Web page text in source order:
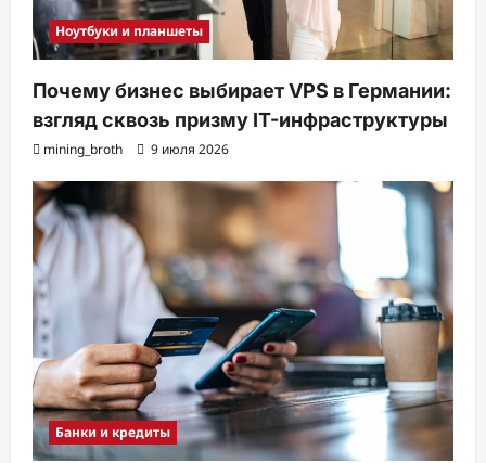
Ноутбуки и планшеты
Почему бизнес выбирает VPS в Германии:
взгляд сквозь призму IT-инфраструктуры
mining_broth 9 июля 2026
Банки и кредиты